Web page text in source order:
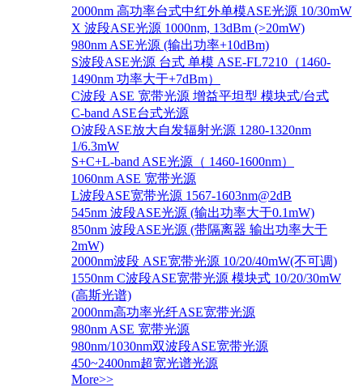
2000nm 高功率台式中红外单模ASE光源 10/30mW
X 波段ASE光源 1000nm, 13dBm (>20mW)
980nm ASE光源 (输出功率+10dBm)
S波段ASE光源 台式 单模 ASE-FL7210（1460-
1490nm 功率大于+7dBm）
C波段 ASE 宽带光源 增益平坦型 模块式/台式
C-band ASE台式光源
O波段ASE放大自发辐射光源 1280-1320nm
1/6.3mW
S+C+L-band ASE光源（ 1460-1600nm）
1060nm ASE 宽带光源
L波段ASE宽带光源 1567-1603nm@2dB
545nm 波段ASE光源 (输出功率大于0.1mW)
850nm 波段ASE光源 (带隔离器 输出功率大于
2mW)
2000nm波段 ASE宽带光源 10/20/40mW(不可调)
1550nm C波段ASE宽带光源 模块式 10/20/30mW
(高斯光谱)
2000nm高功率光纤ASE宽带光源
980nm ASE 宽带光源
980nm/1030nm双波段ASE宽带光源
450~2400nm超宽光谱光源
More>>